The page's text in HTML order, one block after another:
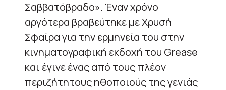
Σαββατόβραδο». Έναν χρόνο
αργότερα βραβεύτηκε με Χρυσή
Σφαίρα για την ερμηνεία του στην
κινηματογραφική εκδοχή του Grease
και έγινε ένας από τους πλέον
περιζήτητους ηθοποιούς της γενιάς